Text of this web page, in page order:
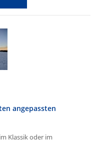
angepassten
Klassik oder im